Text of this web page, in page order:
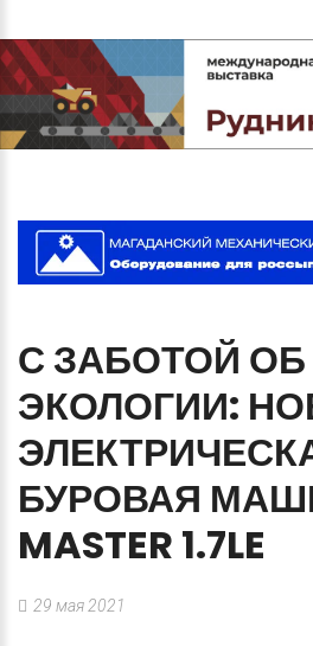
С ЗАБОТОЙ ОБ
ЭКОЛОГИИ:
БУРОВАЯ
MASTER 1.7LE
29 мая 2021